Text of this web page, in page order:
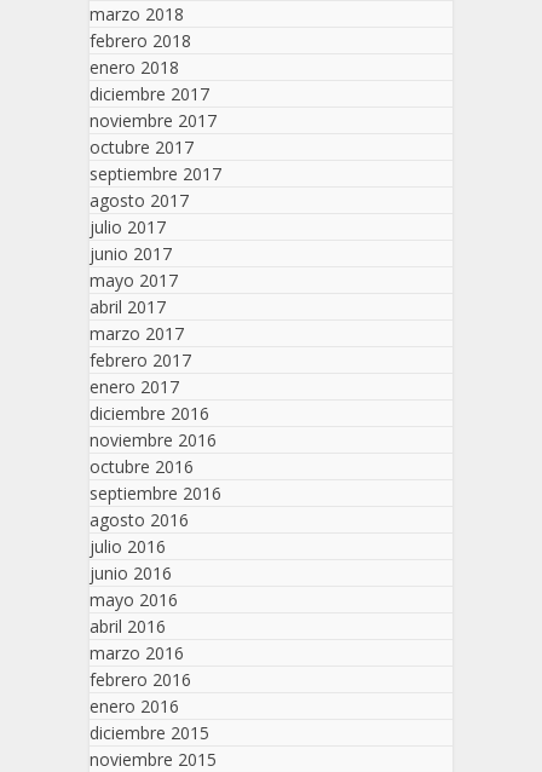
marzo 2018
febrero 2018
enero 2018
diciembre 2017
noviembre 2017
octubre 2017
septiembre 2017
agosto 2017
julio 2017
junio 2017
mayo 2017
abril 2017
marzo 2017
febrero 2017
enero 2017
diciembre 2016
noviembre 2016
octubre 2016
septiembre 2016
agosto 2016
julio 2016
junio 2016
mayo 2016
abril 2016
marzo 2016
febrero 2016
enero 2016
diciembre 2015
noviembre 2015